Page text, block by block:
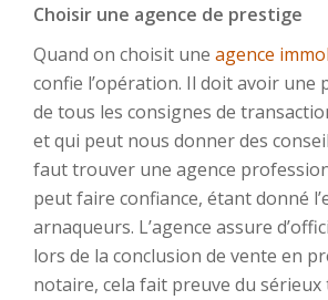
Choisir une agence de prestige
Quand on choisit une agence
confie l’opération. Il doit avoir une
de tous les consignes de
et qui peut nous donner des
faut trouver une agence
peut faire confiance, étant donné
arnaqueurs. L’agence assure
lors de la conclusion de vente en
notaire, cela fait preuve du sérieux